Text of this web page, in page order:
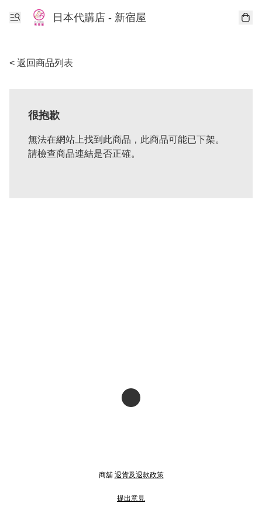
日本代購店 - 新宿屋
< 返回商品列表
很抱歉
無法在網站上找到此商品，此商品可能已下架。
請檢查商品連結是否正確。
商舖 退貨及退款政策
提出意見